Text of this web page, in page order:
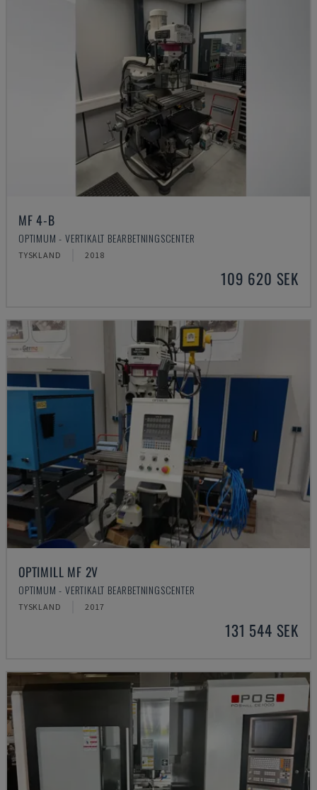
MF 4-B
OPTIMUM - VERTIKALT BEARBETNINGSCENTER
TYSKLAND 2018
109 620 SEK
OPTIMILL MF 2V
OPTIMUM - VERTIKALT BEARBETNINGSCENTER
TYSKLAND 2017
131 544 SEK